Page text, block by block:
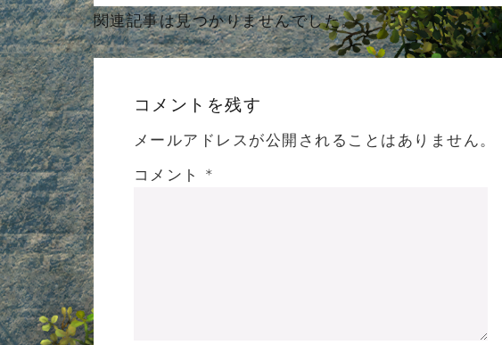
関連記事は見つかりませんでした。
コメントを残す
メールアドレスが公開されることはありません。
コメント *